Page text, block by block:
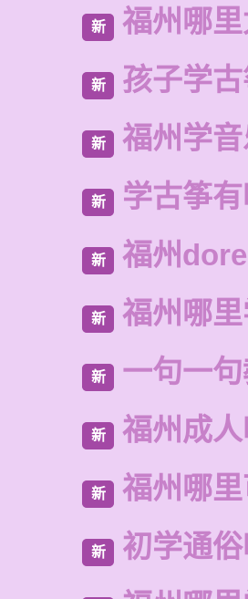
新 福州哪
新 孩子学
新 福州学
新 学古筝
新 福州
新 福州哪
新 一句一
新 福州成
新 福州哪
新 初学通